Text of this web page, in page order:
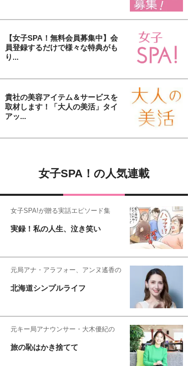
【女子SPA！無料会員募集中】会
員登録するだけで様々な特典がも
り...
貴社の美容アイテム＆サービスを
取材します！「大人の美活」タイ
アッ...
女子SPA！の人気連載
女子SPA!が贈る実話エピソード集
実録！私の人生、泣き笑い
元局アナ・アラフォー、アンヌ遙香の
北海道シンプルライフ
元キー局アナウンサー・大木優紀の
旅の恥はかき捨てて